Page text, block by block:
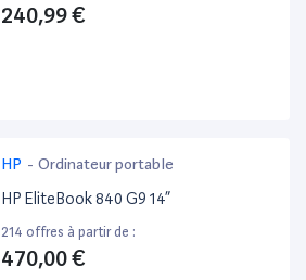
240,99 €
HP - Ordinateur portable
HP EliteBook 840 G9 14”
214 offres à partir de :
470,00 €